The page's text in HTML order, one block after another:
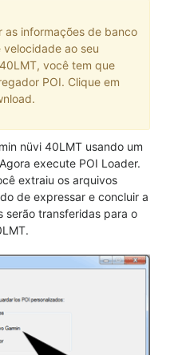
as informações de banco
ao seu
você tem que
POI. Clique em
nüvi 40LMT usando um
execute POI Loader.
extraiu os arquivos
de expressar e concluir a
serão transferidas para o